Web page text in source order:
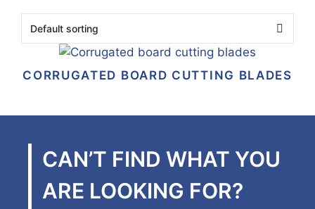
CORRUGATED BOARD CUTTING BLADES
CAN’T FIND WHAT YOU
ARE LOOKING FOR?